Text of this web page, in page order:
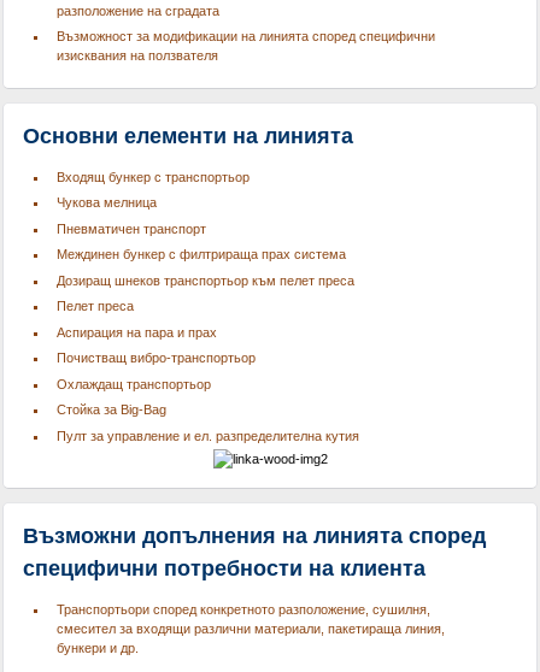
разположение на сградата
Възможност за модификации на линията според специфични
изисквания на ползвателя
Основни елементи на линията
Входящ бункер с транспортьор
Чукова мелница
Пневматичен транспорт
Междинен бункер с филтрираща прах система
Дозиращ шнеков транспортьор към пелет преса
Пелет преса
Аспирация на пара и прах
Почистващ вибро-транспортьор
Охлаждащ транспортьор
Стойка за Big-Bag
Пулт за управление и ел. разпределителна кутия
Възможни допълнения на линията според
специфични потребности на клиента
Транспортьори според конкретното разположение, сушилня,
смесител за входящи различни материали, пакетираща линия,
бункери и др.